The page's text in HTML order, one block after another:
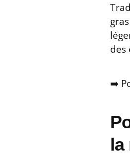
des
➡️
la